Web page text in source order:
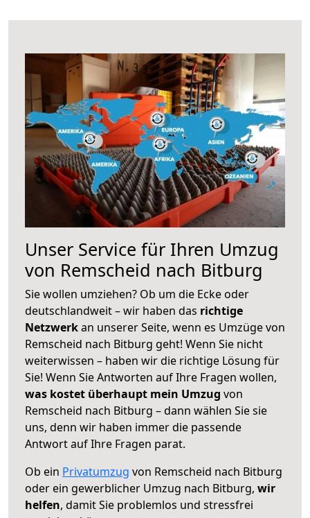
Unser Service für Ihren Umzug
von Remscheid nach Bitburg
Sie wollen umziehen? Ob um die Ecke oder
deutschlandweit – wir haben das richtige
Netzwerkan unserer Seite, wenn es Umzüge von
Remscheid nach Bitburg geht! Wenn Sie nicht
weiterwissen – haben wir die richtige Lösung für
Sie! Wenn Sie Antworten auf Ihre Fragen wollen,
was kostet überhaupt mein Umzug von
Remscheid nach Bitburg – dann wählen Sie sie
uns, denn wir haben immer die passende
Antwort auf Ihre Fragen parat.
Ob ein Privatumzug von Remscheid nach Bitburg
oder ein gewerblicher Umzug nach Bitburg, wir
helfen, damit Sie problemlos und stressfrei